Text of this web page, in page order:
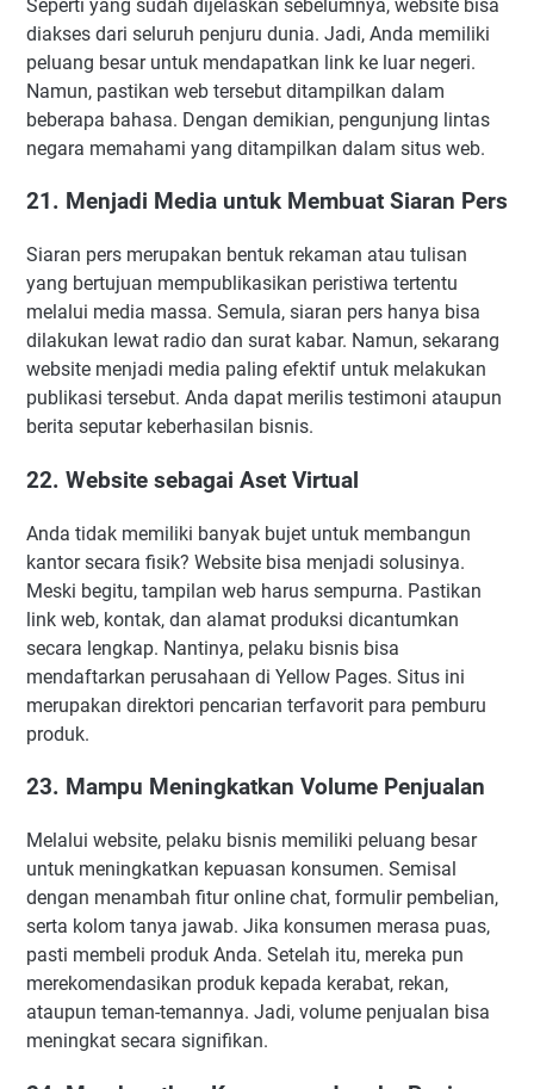
Seperti yang sudah dijelaskan sebelumnya, website bisa
diakses dari seluruh penjuru dunia. Jadi, Anda memiliki
peluang besar untuk mendapatkan link ke luar negeri.
Namun, pastikan web tersebut ditampilkan dalam
beberapa bahasa. Dengan demikian, pengunjung lintas
negara memahami yang ditampilkan dalam situs web.
21. Menjadi Media untuk Membuat Siaran Pers
Siaran pers merupakan bentuk rekaman atau tulisan
yang bertujuan mempublikasikan peristiwa tertentu
melalui media massa. Semula, siaran pers hanya bisa
dilakukan lewat radio dan surat kabar. Namun, sekarang
website menjadi media paling efektif untuk melakukan
publikasi tersebut. Anda dapat merilis testimoni ataupun
berita seputar keberhasilan bisnis.
22. Website sebagai Aset Virtual
Anda tidak memiliki banyak bujet untuk membangun
kantor secara fisik? Website bisa menjadi solusinya.
Meski begitu, tampilan web harus sempurna. Pastikan
link web, kontak, dan alamat produksi dicantumkan
secara lengkap. Nantinya, pelaku bisnis bisa
mendaftarkan perusahaan di Yellow Pages. Situs ini
merupakan direktori pencarian terfavorit para pemburu
produk.
23. Mampu Meningkatkan Volume Penjualan
Melalui website, pelaku bisnis memiliki peluang besar
untuk meningkatkan kepuasan konsumen. Semisal
dengan menambah fitur online chat, formulir pembelian,
serta kolom tanya jawab. Jika konsumen merasa puas,
pasti membeli produk Anda. Setelah itu, mereka pun
merekomendasikan produk kepada kerabat, rekan,
ataupun teman-temannya. Jadi, volume penjualan bisa
meningkat secara signifikan.